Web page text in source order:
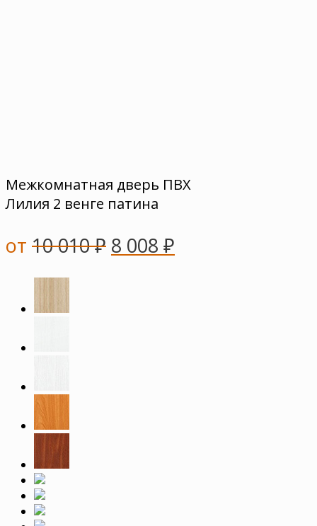
Межкомнатная дверь ПВХ
Лилия 2 венге патина
от 10 010₽ 8 008 ₽